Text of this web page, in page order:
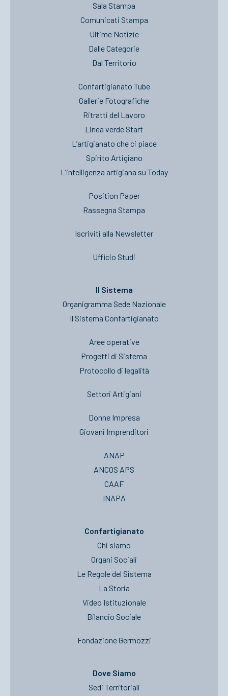
Sala Stampa
Comunicati Stampa
Ultime Notizie
Dalle Categorie
Dal Territorio
Confartigianato Tube
Gallerie Fotografiche
Ritratti del Lavoro
Linea verde Start
L’artigianato che ci piace
Spirito Artigiano
L’intelligenza artigiana su Today
Position Paper
Rassegna Stampa
Iscriviti alla Newsletter
Ufficio Studi
Il Sistema
Organigramma Sede Nazionale
Il Sistema Confartigianato
Aree operative
Progetti di Sistema
Protocollo di legalità
Settori Artigiani
Donne Impresa
Giovani Imprenditori
ANAP
ANCOS APS
CAAF
INAPA
Confartigianato
Chi siamo
Organi Sociali
Le Regole del Sistema
La Storia
Video Istituzionale
Bilancio Sociale
Fondazione Germozzi
Dove Siamo
Sedi Territoriali